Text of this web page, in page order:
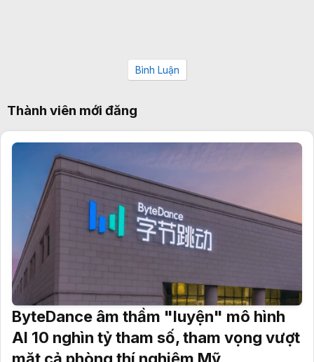
Bình Luận
Thành viên mới đăng
ByteDance âm thầm "luyện" mô hình
AI 10 nghìn tỷ tham số, tham vọng vượt